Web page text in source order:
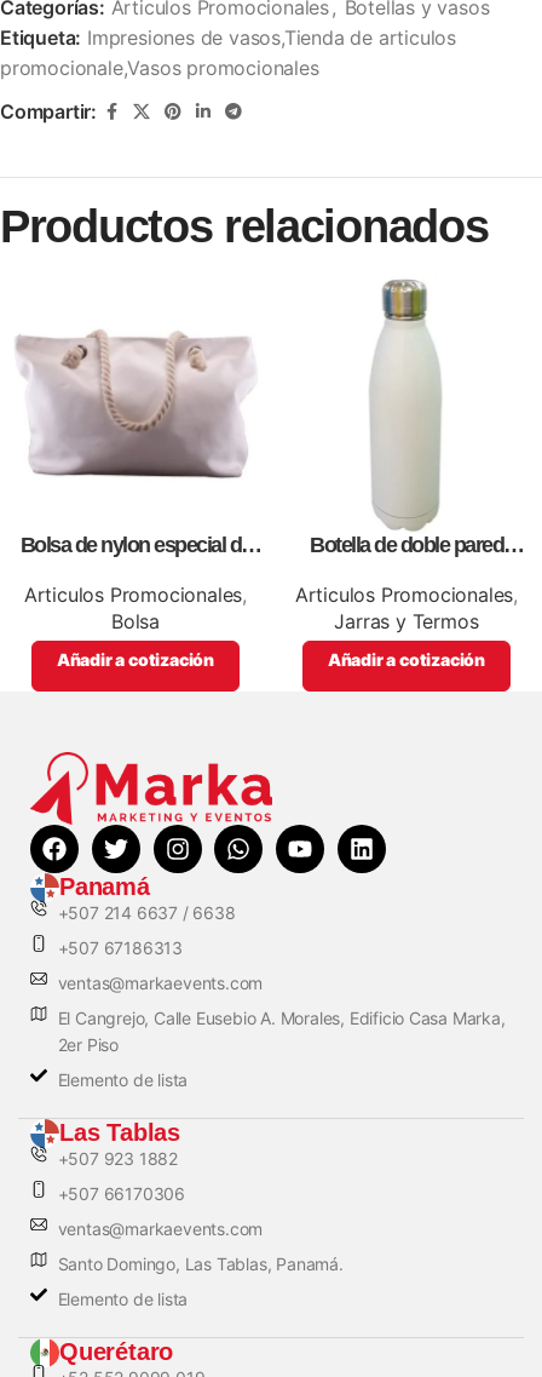
Categorías: Articulos Promocionales, Botellas y vasos
Etiqueta: Impresiones de vasos,Tienda de articulos
promocionale,Vasos promocionales
Compartir:
Productos relacionados
Bolsa de nylon especial de
con impresión full color.
Articulos Promocionales,
Bolsa
Añadir a cotización
Botella de doble pared
promocionales
Articulos Promocionales,
Jarras y Termos
Añadir a cotización
Panamá
+507 214 6637 / 6638
+507 67186313
ventas@markaevents.com
El Cangrejo, Calle Eusebio A. Morales, Edificio Casa Marka,
2er Piso
Elemento de lista
Las Tablas
+507 923 1882
+507 66170306
ventas@markaevents.com
Santo Domingo, Las Tablas, Panamá.
Elemento de lista
Querétaro